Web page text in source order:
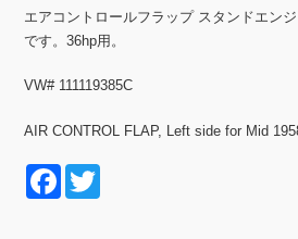
エアコントロールフラップ スタンドエン
です。36hp用。
VW# 111119385C
AIR CONTROL FLAP, Left side for Mid
F